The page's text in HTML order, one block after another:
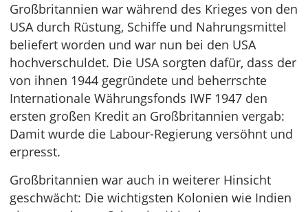
Großbritannien war während des Krieges von den
USA durch Rüstung, Schiffe und Nahrungsmittel
beliefert worden und war nun bei den USA
hochverschuldet. Die USA sorgten dafür, dass der
von ihnen 1944 gegründete und beherrschte
Internationale Währungsfonds IWF 1947 den
ersten großen Kredit an Großbritannien vergab:
Damit wurde die Labour-Regierung versöhnt und
erpresst.
Großbritannien war auch in weiterer Hinsicht
geschwächt: Die wichtigsten Kolonien wie Indien